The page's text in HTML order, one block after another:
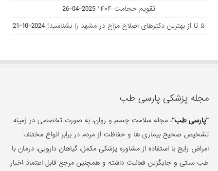
تقویم حجامت ۱۴۰۴
2025-04-26
۵ تا از بهترین دکتر‌های اصلاح مزاج در مشهد را بشناسید!
2024-10-21
مجله پزشکی پارسی طب
"پارسی طب"، مجله سلامت جسم و روان، به صورت تخصصی در زمینه
تشخیص صحیح بیماری ها و حفاظت از مردم در برابر انواع مختلف
امراض رایج با استفاده از مشاوره پزشکی مکمل، گیاهان دارویی، درمان با
طب سنتی و جایگزین فعالیت داشته و همچنین مرجع قابل اعتماد اخبار